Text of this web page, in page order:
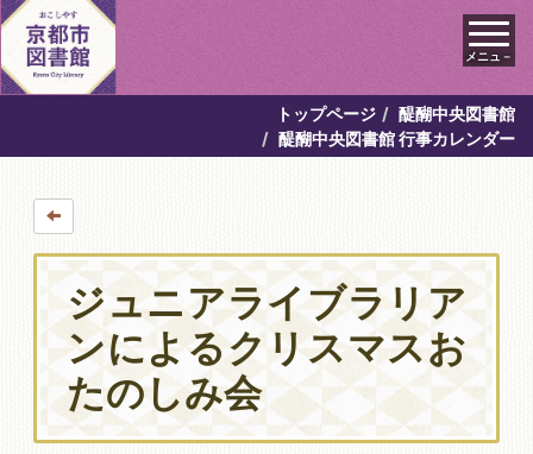
メニュ－
トップページ
醍醐中央図書館
醍醐中央図書館 行事カレンダー
ジュニアライブラリア
ンによるクリスマスお
たのしみ会